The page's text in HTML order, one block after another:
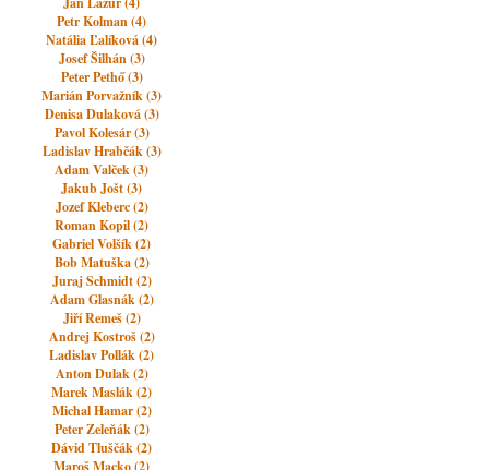
Petr Kolman (4)
Natália Ľalíková (4)
Josef Šilhán (3)
Peter Pethő (3)
Marián Porvažník (3)
Denisa Dulaková (3)
Pavol Kolesár (3)
Ladislav Hrabčák (3)
Adam Valček (3)
Jakub Jošt (3)
Jozef Kleberc (2)
Roman Kopil (2)
Gabriel Volšík (2)
Bob Matuška (2)
Juraj Schmidt (2)
Adam Glasnák (2)
Jiří Remeš (2)
Andrej Kostroš (2)
Ladislav Pollák (2)
Anton Dulak (2)
Marek Maslák (2)
Michal Hamar (2)
Peter Zeleňák (2)
Dávid Tluščák (2)
Maroš Macko (2)